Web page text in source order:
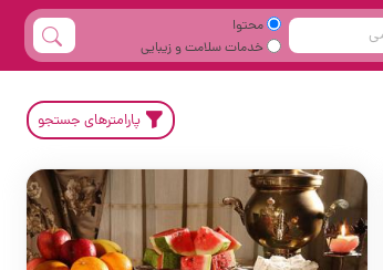
محتوا
خدمات سلامت و زیبایی